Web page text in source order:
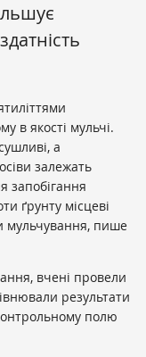
в якості мульчі.
а
залежать
запобігання
ґрунту місцеві
мульчування, пише
вчені провели
результати
полю